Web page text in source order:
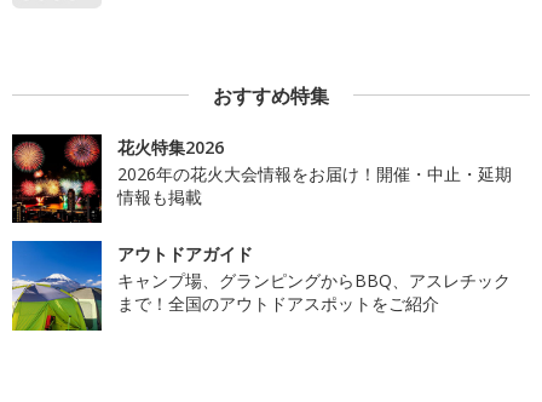
おすすめ特集
花火特集2026
2026年の花火大会情報をお届け！開催・中止・延期
情報も掲載
アウトドアガイド
キャンプ場、グランピングからBBQ、アスレチック
まで！全国のアウトドアスポットをご紹介